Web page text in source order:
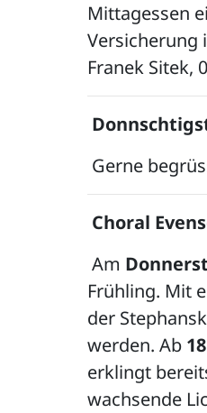
Mittagessen
Versicherung
Franek Sitek,
Gerne
Choral
Am
Frühling. Mit
der
werden. Ab
erklingt
wachsende